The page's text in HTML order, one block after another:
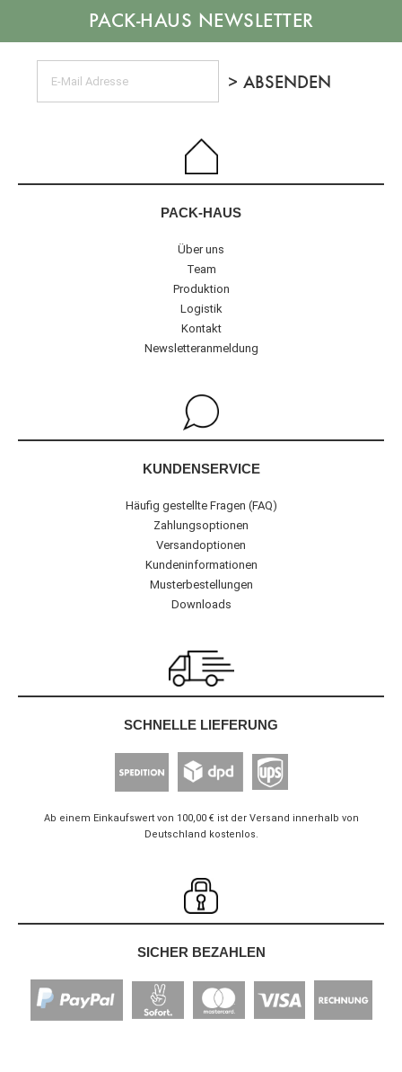
NEWSLETTER
PACK-HAUS
Über uns
Team
Produktion
Logistik
Kontakt
Newsletteranmeldung
KUNDENSERVICE
Häufig gestellte Fragen (FAQ)
Zahlungsoptionen
Versandoptionen
Kundeninformationen
Musterbestellungen
Downloads
SCHNELLE LIEFERUNG
Ab einem Einkaufswert von 100,00 € ist der Versand innerhalb von
Deutschland kostenlos.
SICHER BEZAHLEN